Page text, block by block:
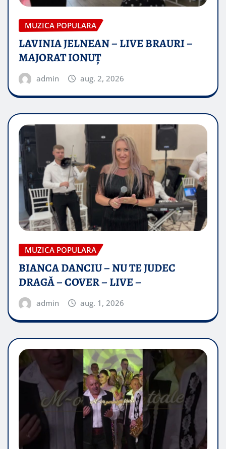
MUZICA POPULARA
LAVINIA JELNEAN – LIVE BRAURI –
MAJORAT IONUŢ
admin aug. 2, 2026
MUZICA POPULARA
BIANCA DANCIU – NU TE JUDEC
DRAGĂ – COVER – LIVE –
admin aug. 1, 2026